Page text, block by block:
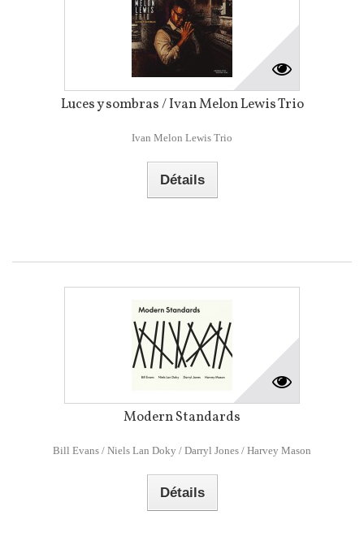
Luces y sombras / Ivan Melon Lewis Trio
Ivan Melon Lewis Trio
Détails
Modern Standards
Bill Evans / Niels Lan Doky / Darryl Jones / Harvey Mason
Détails